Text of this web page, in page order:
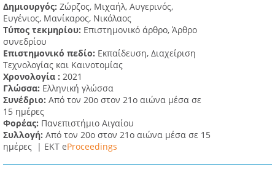
Δημιουργός: Ζώρζος, Μιχαήλ, Αυγερινός,
Ευγένιος, Μανίκαρος, Νικόλαος
Τύπος τεκμηρίου: Επιστημονικό άρθρο, Άρθρο
συνεδρίου
Επιστημονικό πεδίο: Εκπαίδευση, Διαχείριση
Τεχνολογίας και Καινοτομίας
Χρονολογία : 2021
Γλώσσα: Ελληνική γλώσσα
Συνέδριο: Από τον 20ο στον 21ο αιώνα μέσα σε
15 ημέρες
Φορέας: Πανεπιστήμιο Αιγαίου
Συλλογή: Από τον 20ο στον 21ο αιώνα μέσα σε 15
ημέρες | ΕΚΤ eProceedings